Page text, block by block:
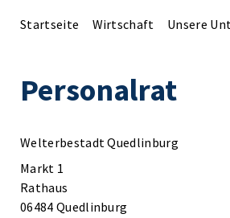
Startseite Wirtschaft Unsere
Personalrat
Welterbestadt Quedlinburg
Markt 1
Rathaus
06484 Quedlinburg